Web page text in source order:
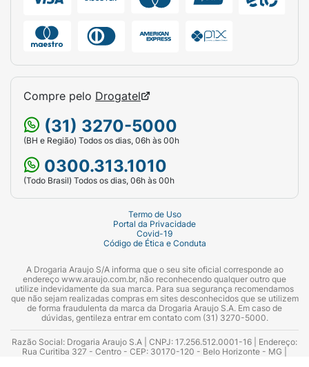
Compre pelo Drogatel
(31) 3270-5000
(BH e Região) Todos os dias, 06h às 00h
0300.313.1010
(Todo Brasil) Todos os dias, 06h às 00h
Termo de Uso
Portal da Privacidade
Covid-19
Código de Ética e Conduta
A Drogaria Araujo S/A informa que o seu site oficial corresponde ao
endereço www.araujo.com.br, não reconhecendo qualquer outro que
utilize indevidamente da sua marca. Para sua segurança recomendamos
que não sejam realizadas compras em sites desconhecidos que se utilizem
de forma fraudulenta da marca da Drogaria Araujo S.A. Em caso de
dúvidas, gentileza entrar em contato com (31) 3270-5000.
Razão Social: Drogaria Araujo S.A | CNPJ: 17.256.512.0001-16 | Endereço:
Rua Curitiba 327 - Centro - CEP: 30170-120 - Belo Horizonte - MG |